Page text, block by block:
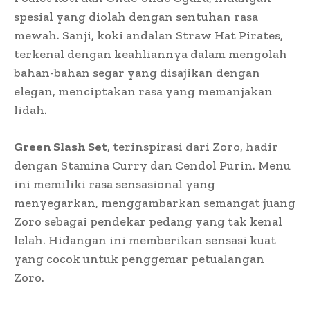
spesial yang diolah dengan sentuhan rasa
mewah. Sanji, koki andalan Straw Hat Pirates,
terkenal dengan keahliannya dalam mengolah
bahan-bahan segar yang disajikan dengan
elegan, menciptakan rasa yang memanjakan
lidah.
Green Slash Set, terinspirasi dari Zoro, hadir
dengan Stamina Curry dan Cendol Purin. Menu
ini memiliki rasa sensasional yang
menyegarkan, menggambarkan semangat juang
Zoro sebagai pendekar pedang yang tak kenal
lelah. Hidangan ini memberikan sensasi kuat
yang cocok untuk penggemar petualangan
Zoro.